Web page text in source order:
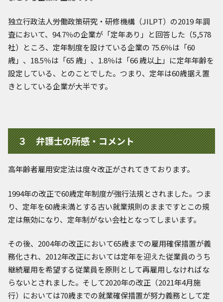
独立行政法人労働政策研究・研修機構（JILPT）の2019 年調
査において、94.7％の企業が「定年あり」と回答した（5,578
社）ところ、定年制度を設けている企業の 75.6％は「60
歳」、18.5％は「65 歳」、1.8％は「66 歳以上」に定年年齢を
設定している、とのことでした。つまり、定年は60歳据え置
きとしている企業が大半です。
３ 弁護士の所感・コメント
高年齢者雇用安定法は度々改正がされてきております。
1994年の改正で60歳定年制度が強行法規とされました。つま
り、定年を60歳未満とする古い就業規則のままですとこの規
定は無効になり、定年制がない会社となってしまいます。
その後、2004年の改正において65歳までの雇用確保措置が義
務化され、2012年改正においては定年を迎えた従業員のうち
継続雇用を希望する従業員を原則として再雇用しなければな
らないとされました。そして2020年の改正（2021年4月施
行）においては70歳までの就業確保措置が努力義務として定